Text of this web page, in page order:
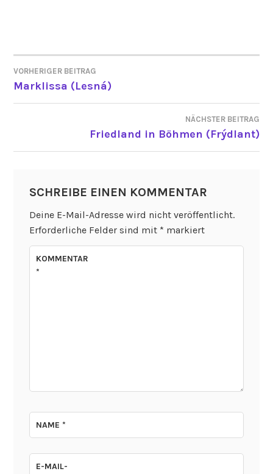
BEITRAGSNAVIGATION
VORHERIGER BEITRAG
Marklissa (Lesná)
NÄCHSTER BEITRAG
Friedland in Böhmen (Frýdlant)
SCHREIBE EINEN KOMMENTAR
Deine E-Mail-Adresse wird nicht veröffentlicht.
Erforderliche Felder sind mit * markiert
KOMMENTAR
*
NAME*
E-MAIL-